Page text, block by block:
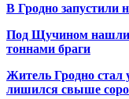
В Гродно запустили
Под Щучином нашли
тоннами браги
Житель Гродно стал
лишился свыше